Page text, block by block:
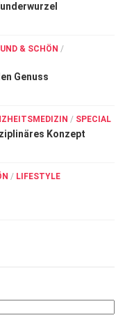
& SCHÖN /
Genuss
/ SPECIAL
Konzept
/ LIFESTYLE